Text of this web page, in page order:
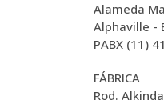
Alameda
Alphaville -
PABX (11)
FÁBRICA
Rod.